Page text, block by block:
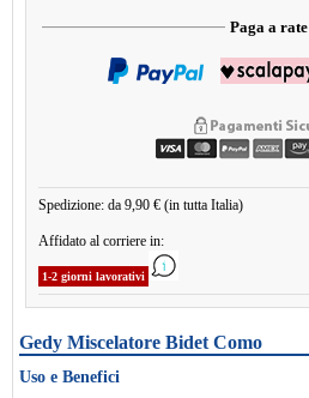
Paga a rate
Spedizione: da 9,90 € (in tutta Italia)
Affidato al corriere in:
1-2 giorni lavorativi
Gedy Miscelatore Bidet Como
Uso e Benefici